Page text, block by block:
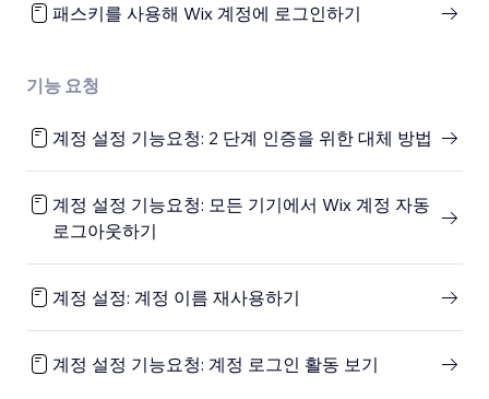
패스키를 사용해 Wix 계정에 로그인하기
기능 요청
계정 설정 기능요청: 2 단계 인증을 위한 대체 방법
계정 설정 기능요청: 모든 기기에서 Wix 계정 자동
로그아웃하기
계정 설정: 계정 이름 재사용하기
계정 설정 기능요청: 계정 로그인 활동 보기